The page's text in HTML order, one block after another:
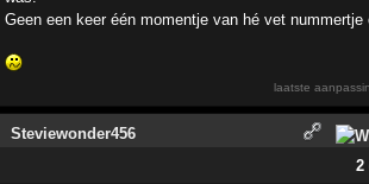
Geen een keer één momentje van hé vet nummertje
laatste
Steviewonder456
2